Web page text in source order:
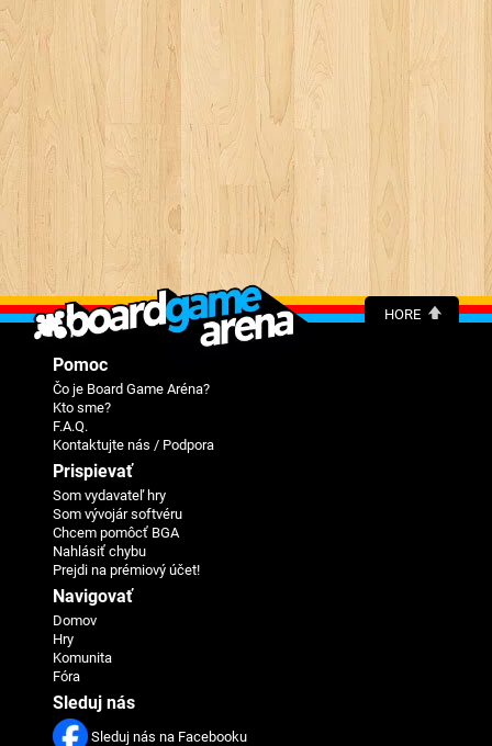
HORE
Pomoc
Čo je Board Game Aréna?
Kto sme?
F.A.Q.
Kontaktujte nás / Podpora
Prispievať
Som vydavateľ hry
Som vývojár softvéru
Chcem pomôcť BGA
Nahlásiť chybu
Prejdi na prémiový účet!
Navigovať
Domov
Hry
Komunita
Fóra
Sleduj nás
Sleduj nás na Facebooku